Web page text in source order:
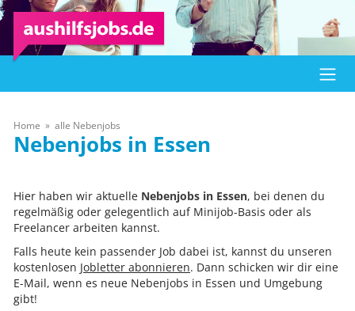
Home alle Nebenjobs
Essen
Hier haben wir aktuelle Nebenjobs in Essen, bei denen du
regelmäßig oder gelegentlich auf Minijob-Basis oder als
Freelancer arbeiten kannst.
Falls heute kein passender Job dabei ist, kannst du unseren
kostenlosen Jobletter abonnieren. Dann schicken wir dir eine
E-Mail, wenn es neue Nebenjobs in Essen und Umgebung
gibt!